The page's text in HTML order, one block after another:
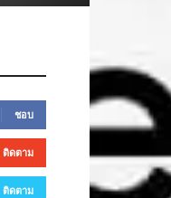
ชอบ
ติดตาม
ติดตาม